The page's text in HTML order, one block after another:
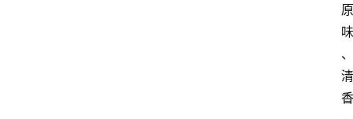
原
味
、
清
香